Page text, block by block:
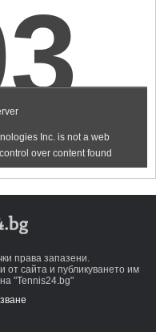
права запазени.
от сайта и публикуването им
"Tennis24.bg"